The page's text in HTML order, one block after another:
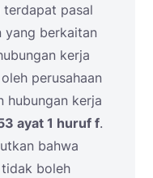
terdapat pasal
yang berkaitan
kerja
perusahaan
hubungan kerja
ayat 1 huruf f.
bahwa
boleh